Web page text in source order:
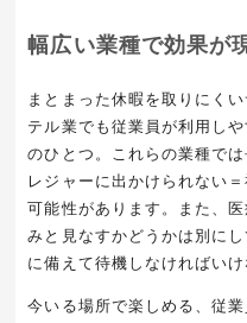
幅広い業種で効果が
まとまった休暇を取りにく
テル業でも従業員が利用し
のひとつ。これらの業種で
レジャーに出かけられない
可能性があります。また、
みと見なすかどうかは別に
に備えて待機しなければい
今いる場所で楽しめる、従